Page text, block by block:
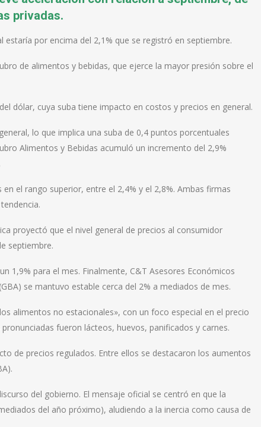
privadas.
estaría por encima del 2,1% que se registró en septiembre.
de alimentos y bebidas, que ejerce la mayor presión sobre el
dólar, cuya suba tiene impacto en costos y precios en general.
lo que implica una suba de 0,4 puntos porcentuales
Alimentos y Bebidas acumuló un incremento del 2,9%
el rango superior, entre el 2,4% y el 2,8%. Ambas firmas
proyectó que el nivel general de precios al consumidor
septiembre.
1,9% para el mes. Finalmente, C&T Asesores Económicos
se mantuvo estable cerca del 2% a mediados de mes.
alimentos no estacionales», con un foco especial en el precio
fueron lácteos, huevos, panificados y carnes.
de precios regulados. Entre ellos se destacaron los aumentos
del gobierno. El mensaje oficial se centró en que la
del año próximo), aludiendo a la inercia como causa de